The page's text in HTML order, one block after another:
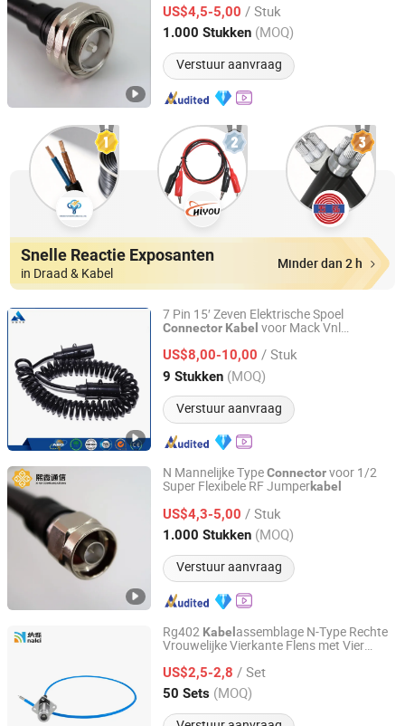
US$4,5-5,00 / Stuk
1.000 Stukken (MOQ)
Verstuur aanvraag
Jiangsu, China Sinds 2022
Snelle Reactie Exposanten
in Draad & Kabel
Minder dan 2 h
7 Pin 15′ Zeven Elektrische Spoel
Connector Kabel voor Mack Vnl
US$8,00-10,00 / Stuk
9 Stukken (MOQ)
Verstuur aanvraag
Hebei Anheng Auto Parts Co., Ltd.
Hebei, China Sinds 2022
N Mannelijke TypeConnectorvoor 1/2
Super Flexibele RF Jumperkabel
US$4,3-5,00 / Stuk
1.000 Stukken (MOQ)
Verstuur aanvraag
Jiangsu Xixia Communication Technology Co., Ltd.
Jiangsu, China Sinds 2022
Rg402 Kabelassemblage N-Type Rechte
Vrouwelijke Vierkante Flens met Vier
Mannelijke Rechte Hoek
US$2,5-2,8 / Set
50 Sets (MOQ)
Nanjing Nalei Commucation Technology Co., Ltd
Jiangsu, China Sinds 2024